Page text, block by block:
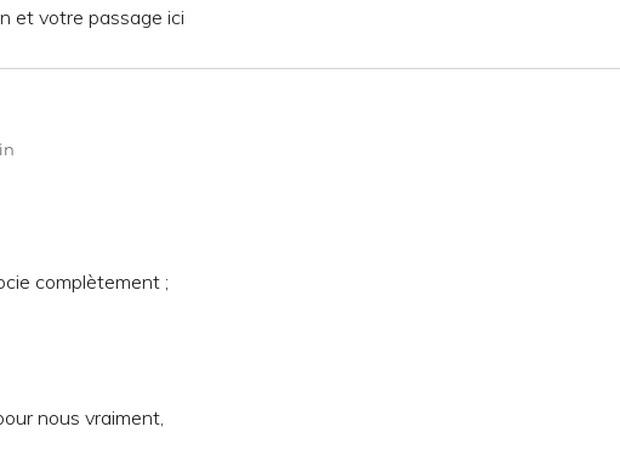
et votre passage ici
complètement ;
nous vraiment,